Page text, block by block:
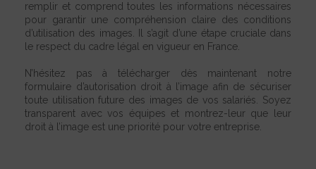
remplir et comprend toutes les informations nécessaires
pour garantir une compréhension claire des conditions
d’utilisation des images. Il s’agit d’une étape cruciale dans
le respect du cadre légal en vigueur en France.
N’hésitez pas à télécharger dès maintenant notre
formulaire d’autorisation droit à l’image afin de sécuriser
toute utilisation future des images de vos salariés. Soyez
transparent avec vos équipes et montrez-leur que leur
droit à l’image est une priorité pour votre entreprise.